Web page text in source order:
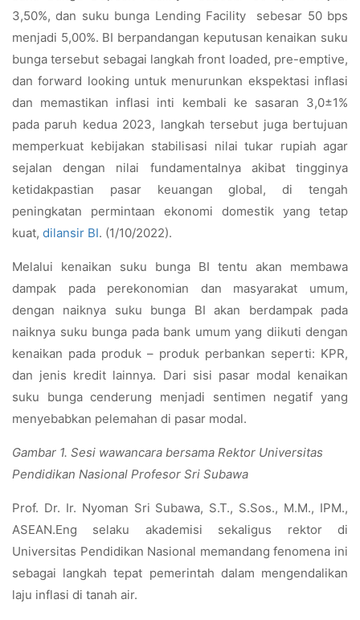
3,50%, dan suku bunga Lending Facility sebesar 50 bps
menjadi 5,00%. BI berpandangan keputusan kenaikan suku
bunga tersebut sebagai langkah front loaded, pre-emptive,
dan forward looking untuk menurunkan ekspektasi inflasi
dan memastikan inflasi inti kembali ke sasaran 3,0±1%
pada paruh kedua 2023, langkah tersebut juga bertujuan
memperkuat kebijakan stabilisasi nilai tukar rupiah agar
sejalan dengan nilai fundamentalnya akibat tingginya
ketidakpastian pasar keuangan global, di tengah
peningkatan permintaan ekonomi domestik yang tetap
kuat, dilansir BI. (1/10/2022).
Melalui kenaikan suku bunga BI tentu akan membawa
dampak pada perekonomian dan masyarakat umum,
dengan naiknya suku bunga BI akan berdampak pada
naiknya suku bunga pada bank umum yang diikuti dengan
kenaikan pada produk – produk perbankan seperti: KPR,
dan jenis kredit lainnya. Dari sisi pasar modal kenaikan
suku bunga cenderung menjadi sentimen negatif yang
menyebabkan pelemahan di pasar modal.
Gambar 1. Sesi wawancara bersama Rektor Universitas
Pendidikan Nasional Profesor Sri Subawa
Prof. Dr. Ir. Nyoman Sri Subawa, S.T., S.Sos., M.M., IPM.,
ASEAN.Eng selaku akademisi sekaligus rektor di
Universitas Pendidikan Nasional memandang fenomena ini
sebagai langkah tepat pemerintah dalam mengendalikan
laju inflasi di tanah air.